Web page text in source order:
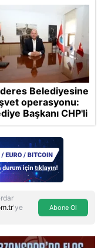
Belediyesine
operasyonu:
Başkanı CHP'li
Çiçek tutuklandı
'ye
Abone Ol